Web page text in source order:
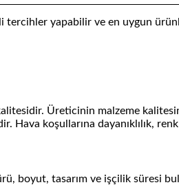
tercihler yapabilir ve en uygun
Üreticinin malzeme
Hava koşullarına dayanıklılık,
boyut, tasarım ve işçilik süresi